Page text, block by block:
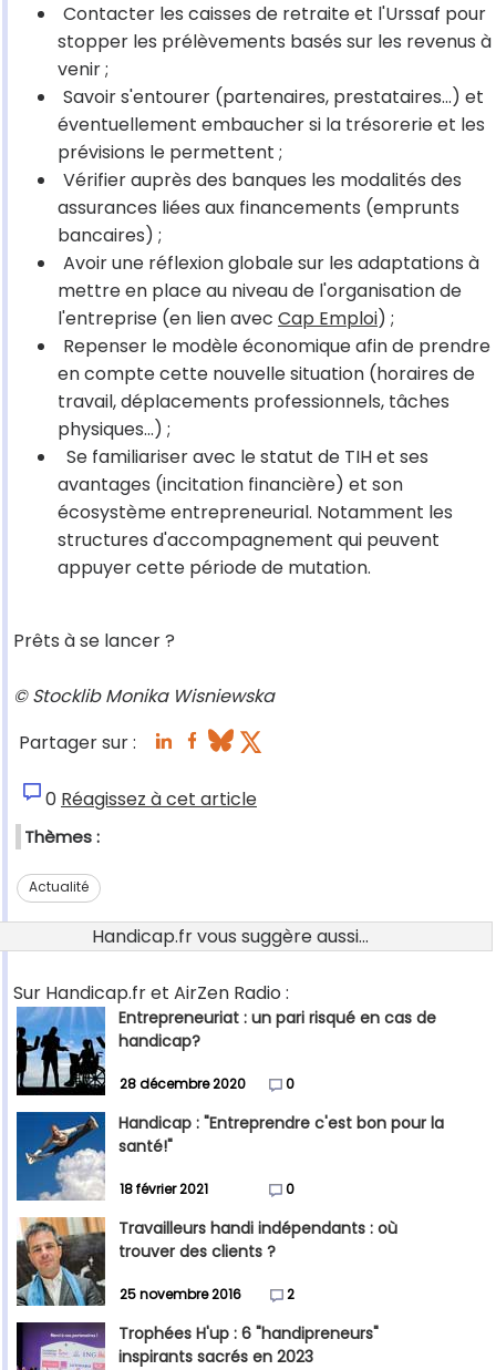
Contacter les caisses de retraite et l'Urssaf pour
stopper les prélèvements basés sur les revenus à
venir ;
Savoir s'entourer (partenaires, prestataires...) et
éventuellement embaucher si la trésorerie et les
prévisions le permettent ;
Vérifier auprès des banques les modalités des
assurances liées aux financements (emprunts
bancaires) ;
Avoir une réflexion globale sur les adaptations à
mettre en place au niveau de l'organisation de
l'entreprise (en lien avec Cap Emploi) ;
Repenser le modèle économique afin de prendre
en compte cette nouvelle situation (horaires de
travail, déplacements professionnels, tâches
physiques...) ;
Se familiariser avec le statut de TIH et ses
avantages (incitation financière) et son
écosystème entrepreneurial. Notamment les
structures d'accompagnement qui peuvent
appuyer cette période de mutation.
Prêts à se lancer ?
© Stocklib Monika Wisniewska
Partager sur :
0 Réagissez à cet article
Thèmes :
Actualité
Handicap.fr vous suggère aussi...
Sur Handicap.fr et AirZen Radio :
Entrepreneuriat : un pari risqué en cas de
handicap?
28 décembre 2020 0
Handicap : "Entreprendre c'est bon pour la
santé!"
18 février 2021 0
Travailleurs handi indépendants : où
trouver des clients ?
25 novembre 2016 2
Trophées H'up : 6 "handipreneurs"
inspirants sacrés en 2023